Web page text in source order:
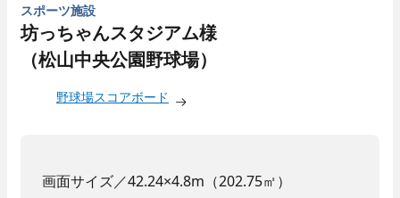
スポーツ施設
坊っちゃんスタジアム様
（松山中央公園野球場）
野球場スコアボード
画面サイズ／42.24×4.8m（202.75㎡）